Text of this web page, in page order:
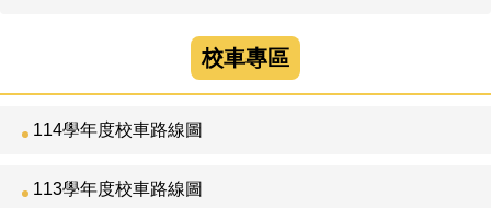
各類資訊
新北市政府網站
校車專區
114學年度校車路線圖
113學年度校車路線圖